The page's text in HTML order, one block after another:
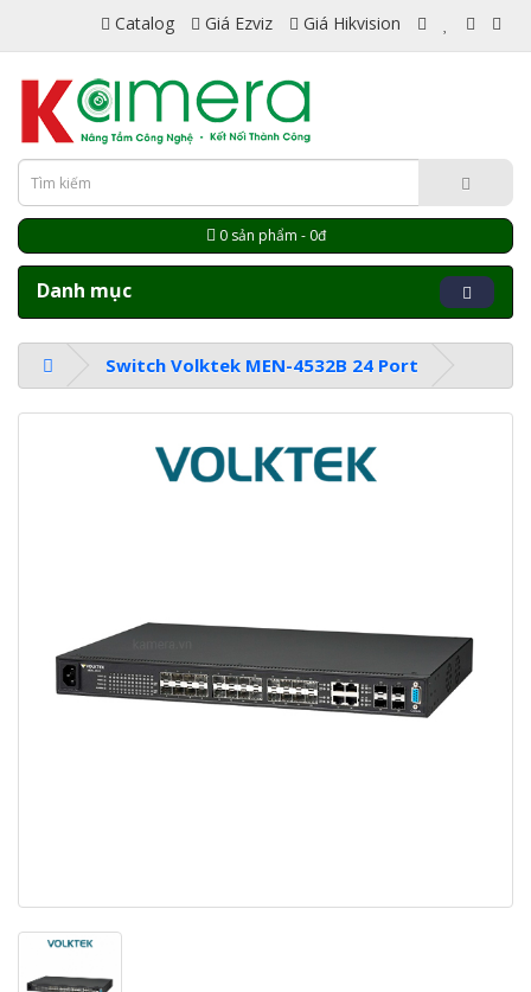
Catalog Giá Ezviz Giá Hikvision
0 sản phẩm - 0đ
Danh mục
Switch Volktek MEN-4532B 24 Port